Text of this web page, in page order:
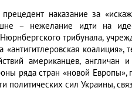
наказание за
– нежелание идти на
трибунала,
американцев,
ряда стран «новой
политических сил Украины,